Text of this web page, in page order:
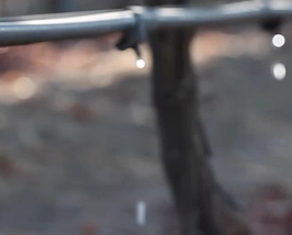
1 ГОД ГАРАНТИИ НА ВСЕ
РАБОТЫ
И ОБОРУДОВАНИЕ
ИЗРАИЛЬСКОЕ
ОБОРУДОВАНИЕ
ВЕДУЩЕЙ КОМПАНИИ
NETAFIM: СРОК СЛУЖБЫ
ДО 20 ЛЕТ